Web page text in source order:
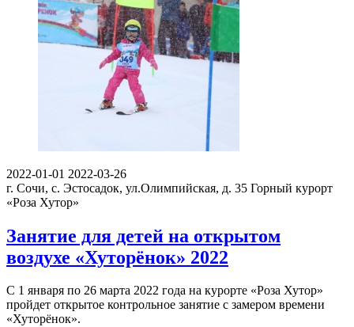
2022-01-01 2022-03-26
г. Сочи, с. Эстосадок, ул.Олимпийская, д. 35 Горный курорт
«Роза Хутор»
Занятие для детей на открытом
воздухе «Хуторёнок» 2022
С 1 января по 26 марта 2022 года на курорте «Роза Хутор»
пройдет открытое контрольное занятие с замером времени
«Хуторёнок».